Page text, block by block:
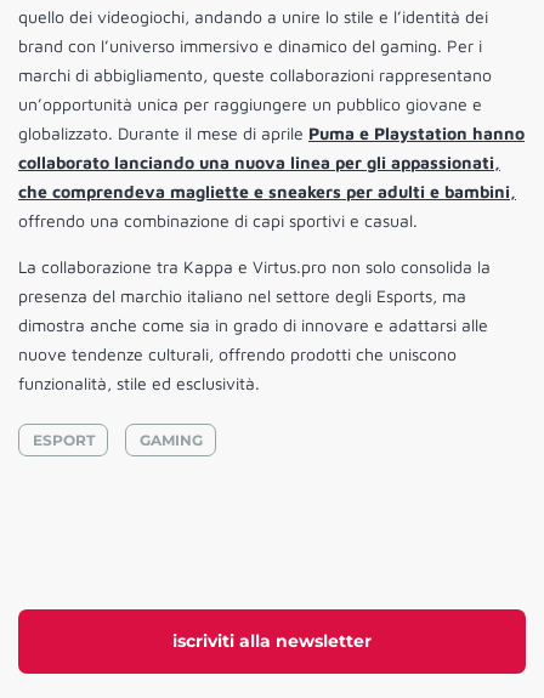
iscriviti alla newsletter
quello dei videogiochi, andando a unire lo stile e l’identità dei
brand con l’universo immersivo e dinamico del gaming. Per i
marchi di abbigliamento, queste collaborazioni rappresentano
un’opportunità unica per raggiungere un pubblico giovane e
globalizzato. Durante il mese di aprile Puma e Playstation hanno
collaborato lanciando una nuova linea per gli appassionati,
che comprendeva magliette e sneakers per adulti e bambini,
offrendo una combinazione di capi sportivi e casual.
La collaborazione tra Kappa e Virtus.pro non solo consolida la
presenza del marchio italiano nel settore degli Esports, ma
dimostra anche come sia in grado di innovare e adattarsi alle
nuove tendenze culturali, offrendo prodotti che uniscono
funzionalità, stile ed esclusività.
ESPORT GAMING